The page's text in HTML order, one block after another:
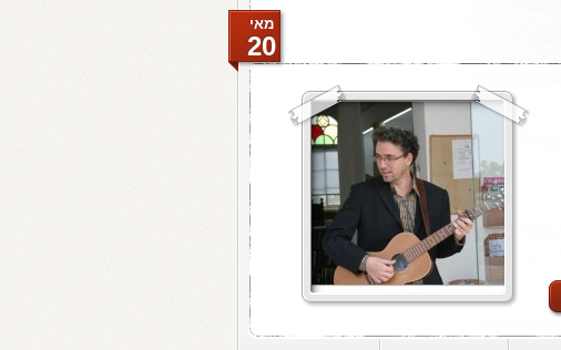
מאי
20